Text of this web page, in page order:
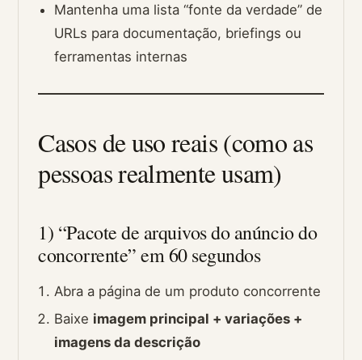
Mantenha uma lista “fonte da verdade” de
URLs para documentação, briefings ou
ferramentas internas
Casos de uso reais (como as
pessoas realmente usam)
1) “Pacote de arquivos do anúncio do
concorrente” em 60 segundos
Abra a página de um produto concorrente
Baixe imagem principal + variações +
imagens da descrição